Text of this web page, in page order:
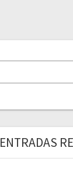
ENTRADAS